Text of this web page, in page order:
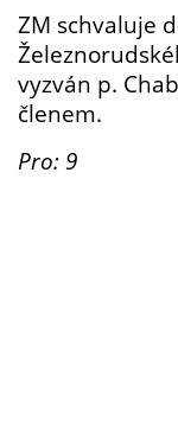
ZM schvaluje
vyzván p.
členem.
Pro: 9